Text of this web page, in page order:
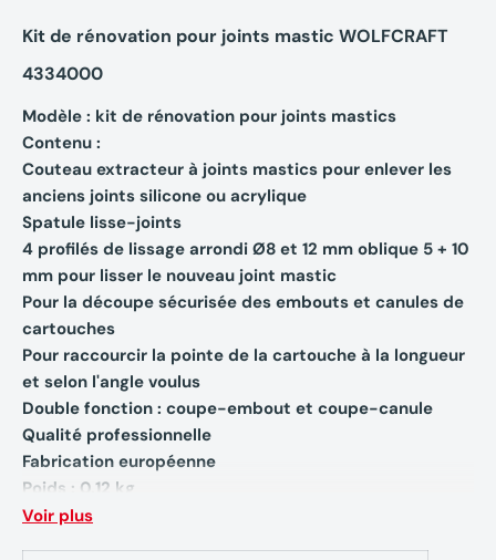
Kit de rénovation pour joints mastic WOLFCRAFT
4334000
Modèle : kit de rénovation pour joints mastics
Contenu :
Couteau extracteur à joints mastics pour enlever les
anciens joints silicone ou acrylique
Spatule lisse-joints
4 profilés de lissage arrondi Ø8 et 12 mm oblique 5 + 10
mm pour lisser le nouveau joint mastic
Pour la découpe sécurisée des embouts et canules de
cartouches
Pour raccourcir la pointe de la cartouche à la longueur
et selon l'angle voulus
Double fonction : coupe-embout et coupe-canule
Qualité professionnelle
Fabrication européenne
Poids : 0.12 kg
Voir plus